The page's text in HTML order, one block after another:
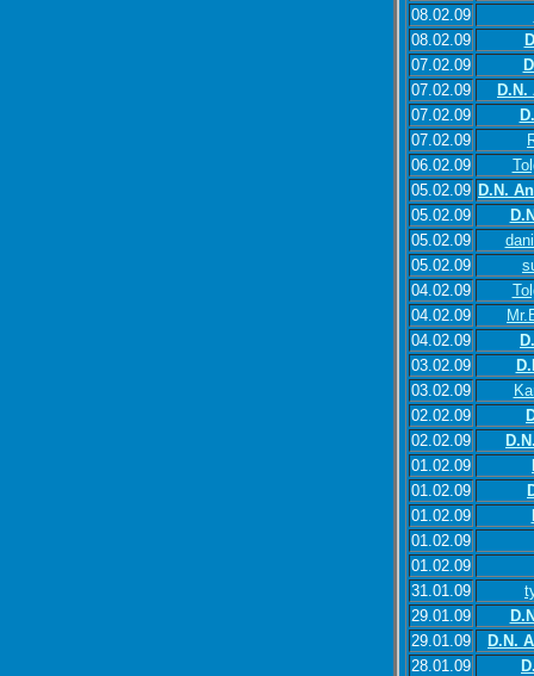
08.02.09
08.02.09
07.02.09
07.02.09
07.02.09
07.02.09
06.02.09
05.02.09 D.N.
05.02.09
05.02.09
05.02.09
04.02.09
04.02.09
04.02.09
03.02.09
03.02.09
02.02.09
02.02.09
01.02.09
01.02.09
01.02.09
01.02.09
01.02.09
31.01.09
29.01.09
29.01.09
D.N.
28.01.09